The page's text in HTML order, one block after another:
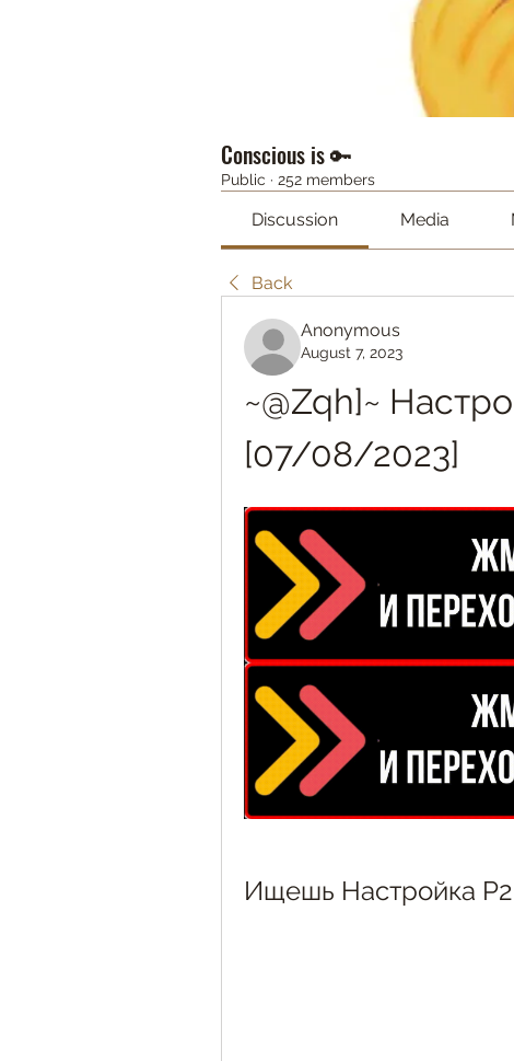
Conscious is 🔑
Public · 252 members
Discussion Media
Back
Anonymous
August 7, 2023
~@Zqh]~
[07/08/2023]
Ищешь Настройка